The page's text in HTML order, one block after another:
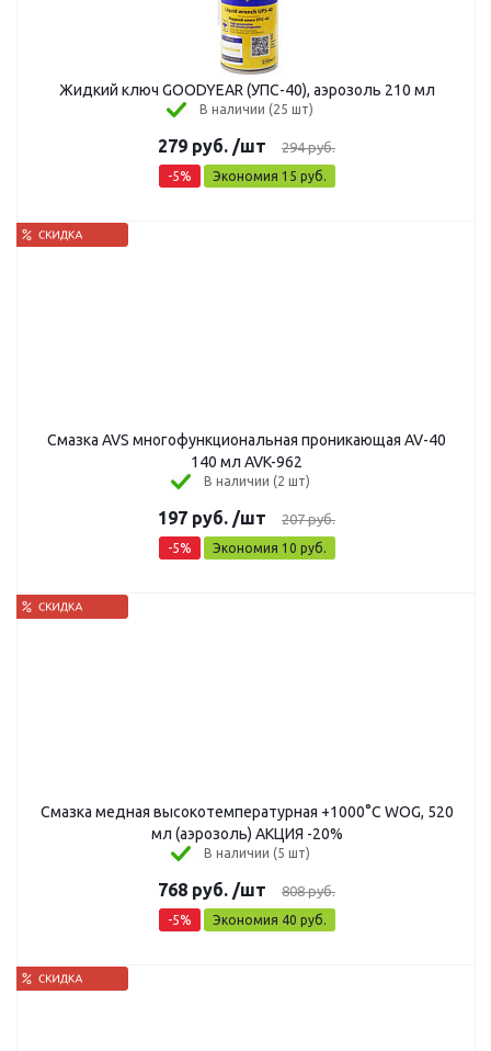
Жидкий ключ GOODYEAR (УПС-40), аэрозоль 210 мл
В наличии (25 шт)
279 руб. /шт 294руб.
-5% Экономия 15 руб.
Смазка AVS многофункциональная проникающая AV-40
140 мл AVK-962
В наличии (2 шт)
197 руб. /шт 207руб.
-5% Экономия 10 руб.
Смазка медная высокотемпературная +1000°C WOG, 520
мл (аэрозоль) АКЦИЯ -20%
В наличии (5 шт)
768 руб. /шт 808руб.
-5% Экономия 40 руб.